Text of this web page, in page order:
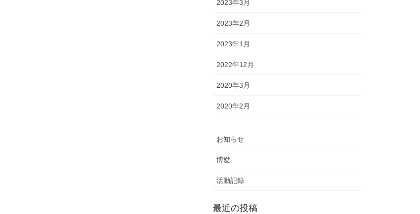
2023年3月
2023年2月
2023年1月
2022年12月
2020年3月
2020年2月
お知らせ
博愛
活動記録
最近の投稿